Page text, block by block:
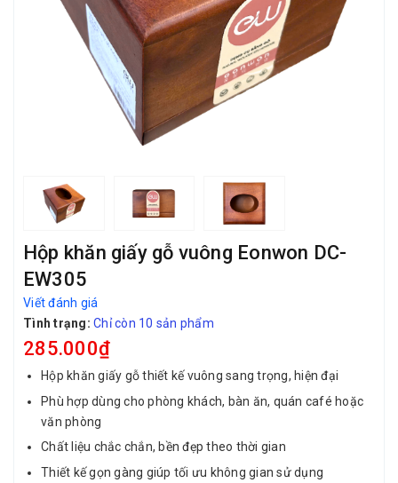
Hộp khăn giấy gỗ vuông Eonwon DC-
EW305
Viết đánh giá
Tình trạng: Chỉ còn 10 sản phẩm
285.000₫
Hộp khăn giấy gỗ thiết kế vuông sang trọng, hiện đại
Phù hợp dùng cho phòng khách, bàn ăn, quán café hoặc
văn phòng
Chất liệu chắc chắn, bền đẹp theo thời gian
Thiết kế gọn gàng giúp tối ưu không gian sử dụng